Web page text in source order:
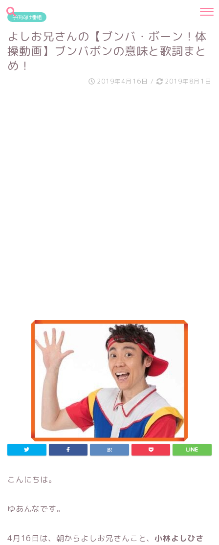
子供向け番組
よしお兄さんの【ブンバ・ボーン！体
操動画】ブンバボンの意味と歌詞まと
め！
2019年4月16日 / 2019年8月1日
こんにちは。
ゆあんなです。
4月16日は、朝からよしお兄さんこと、小林よしひさ